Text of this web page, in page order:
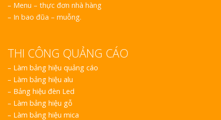
– Menu – thực đơn nhà hàng
– In bao đũa – muỗng.
THI CÔNG QUẢNG CÁO
– Làm bảng hiệu quảng cáo
– Làm bảng hiệu alu
– Bảng hiệu đèn Led
– Làm bảng hiệu gỗ
– Làm bảng hiệu mica